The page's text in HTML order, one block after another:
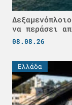
να περάσει
08.08.26
Ελλάδα